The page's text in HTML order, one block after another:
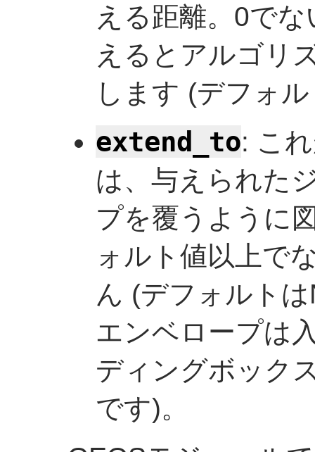
える距離。0で
えるとアルゴリ
します (デフォ
extend_to: こ
は、与えられた
プを覆うように
ォルト値以上で
ん (デフォルト
エンベロープは
ディングボック
です)。